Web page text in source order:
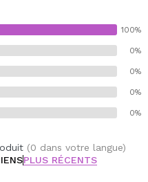
100%
0%
0%
0%
0%
(0 dans votre langue)
PLUS RÉCENTS